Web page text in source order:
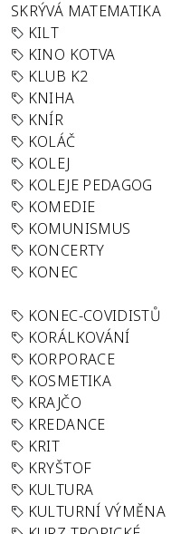
SKRÝVÁ MATEMATIKA
KILT
KINO KOTVA
KLUB K2
KNIHA
KNÍR
KOLÁČ
KOLEJ
KOLEJE PEDAGOG
KOMEDIE
KOMUNISMUS
KONCERTY
KONEC
KONEC-COVIDISTŮ
KORÁLKOVÁNÍ
KORPORACE
KOSMETIKA
KRAJČO
KREDANCE
KRIT
KRYŠTOF
KULTURA
KULTURNÍ VÝMĚNA